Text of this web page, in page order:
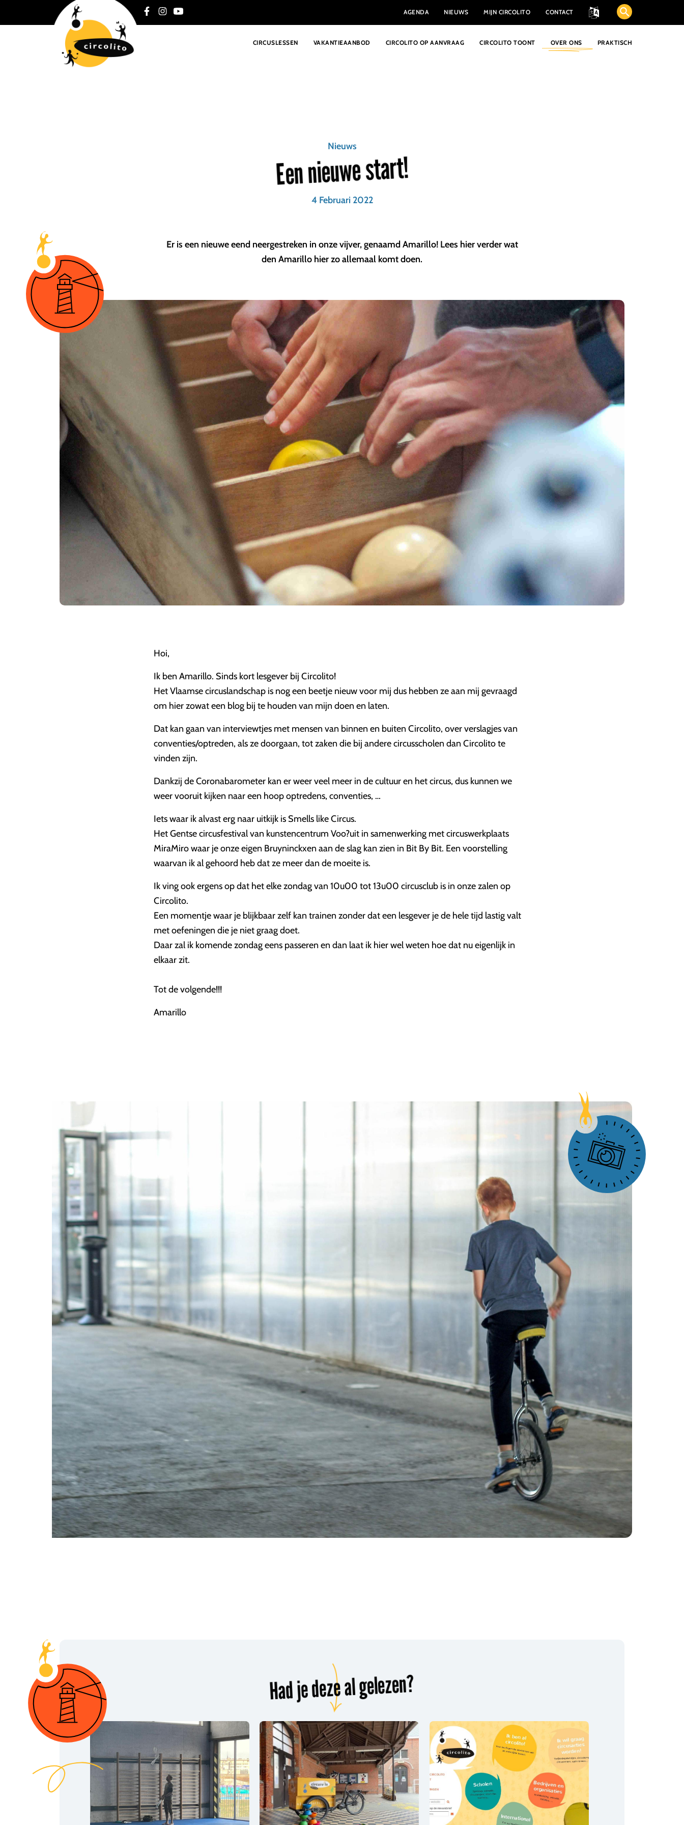
AGENDA NIEUWS MIJN CIRCOLITO CONTACT
CIRCUSLESSEN VAKANTIEAANBOD CIRCOLITO OP AANVRAAG CIRCOLITO TOONT OVER ONS PRAKTISCH
Nieuws
Een nieuwe start!
4 Februari 2022
Er is een nieuwe eend neergestreken in onze vijver, genaamd Amarillo! Lees hier verder wat
den Amarillo hier zo allemaal komt doen.
Hoi,
Ik ben Amarillo. Sinds kort lesgever bij Circolito!
Het Vlaamse circuslandschap is nog een beetje nieuw voor mij dus hebben ze aan mij gevraagd
om hier zowat een blog bij te houden van mijn doen en laten.
Dat kan gaan van interviewtjes met mensen van binnen en buiten Circolito, over verslagjes van
conventies/optreden, als ze doorgaan, tot zaken die bij andere circusscholen dan Circolito te
vinden zijn.
Dankzij de Coronabarometer kan er weer veel meer in de cultuur en het circus, dus kunnen we
weer vooruit kijken naar een hoop optredens, conventies, …
Iets waar ik alvast erg naar uitkijk is Smells like Circus.
Het Gentse circusfestival van kunstencentrum Voo?uit in samenwerking met circuswerkplaats
MiraMiro waar je onze eigen Bruyninckxen aan de slag kan zien in Bit By Bit. Een voorstelling
waarvan ik al gehoord heb dat ze meer dan de moeite is.
Ik ving ook ergens op dat het elke zondag van 10u00 tot 13u00 circusclub is in onze zalen op
Circolito.
Een momentje waar je blijkbaar zelf kan trainen zonder dat een lesgever je de hele tijd lastig valt
met oefeningen die je niet graag doet.
Daar zal ik komende zondag eens passeren en dan laat ik hier wel weten hoe dat nu eigenlijk in
elkaar zit.
Tot de volgende!!!
Amarillo
Had je deze al gelezen?